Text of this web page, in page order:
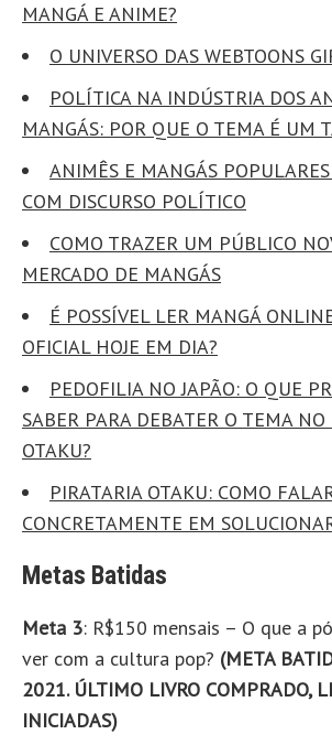
MANGÁ E ANIME?
O UNIVERSO DAS WEBTOONS
POLÍTICA NA INDÚSTRIA DOS
MANGÁS: POR QUE O TEMA É UM
ANIMÊS E MANGÁS
COM DISCURSO POLÍTICO
COMO TRAZER UM PÚBLICO
MERCADO DE MANGÁS
É POSSÍVEL LER MANGÁ
OFICIAL HOJE EM DIA?
PEDOFILIA NO JAPÃO: O QUE
SABER PARA DEBATER O TEMA NO
OTAKU?
PIRATARIA OTAKU: COMO
CONCRETAMENTE EM
Metas Batidas
Meta 3: R$150 mensais – O que a
ver com a cultura pop? (META
2021. ÚLTIMO LIVRO COMPRADO,
INICIADAS)